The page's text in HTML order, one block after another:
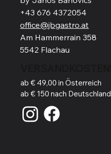
+43 676 4372054
office@jbgastro.at
Am Hammerrain 358
5542 Flachau
ab € 49,00 in Österreich
ab € 150 nach Deutschland